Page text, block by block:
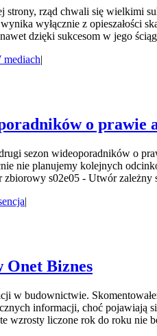
rząd chwali się wielkimi
wyłącznie z
dzięki sukcesom w jego
mediach|
o prawie
sezon wideoporadników o
nie planujemy kolejnych
s02e05 - Utwór
|
Onet Biznes
w budownictwie.
informacji, choć
wzrosty liczone rok do roku nie